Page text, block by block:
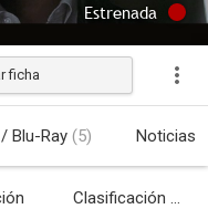
Estrenada
ficha
Blu-Ray (5) Noticias
Clasificación por edades